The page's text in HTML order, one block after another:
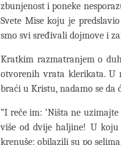
zbunjenost i poneke
Svete Mise koju je
smo svi sređivali dojmove i
Kratkim razmatranjem o
otvorenih vrata klerikata. U
braći u Kristu, nadamo se da
“I reče im: ‘Ništa ne
više od dvije haljine! U koju
krenuše: obilazili su po